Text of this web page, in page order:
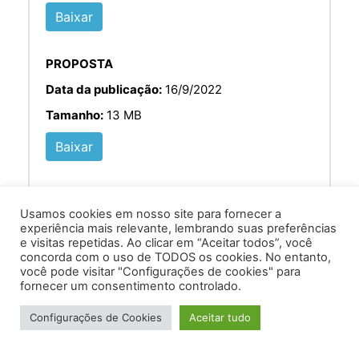
Baixar
PROPOSTA
Data da publicação: 16/9/2022
Tamanho: 13 MB
Baixar
Av. Prof. Armando Alves da Silva, nº 1950 - Zacarias,
Caratinga - MG - 35302-403 / Tel: (33) 3329 8000
Desenvolvido por VersaTec
Usamos cookies em nosso site para fornecer a
experiência mais relevante, lembrando suas preferências
e visitas repetidas. Ao clicar em “Aceitar todos”, você
concorda com o uso de TODOS os cookies. No entanto,
você pode visitar "Configurações de cookies" para
fornecer um consentimento controlado.
Configurações de Cookies Aceitar tudo